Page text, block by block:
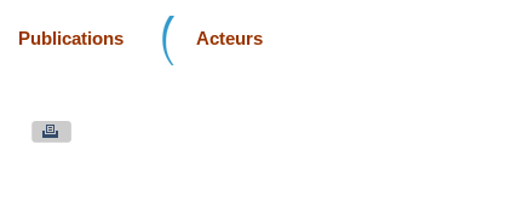
Publications Acteurs